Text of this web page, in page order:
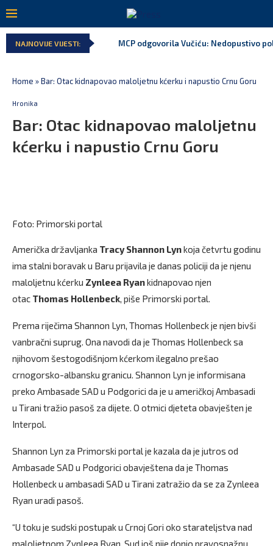
NAJNOVIJE VIJESTI: MCP odgovorila Vučiću: Nedopustivo
Home »Bar: Otac kidnapovao maloljetnu kćerku i napustio Crnu Goru
Hronika
Bar: Otac kidnapovao maloljetnu
kćerku i napustio Crnu Goru
Foto: Primorski portal
Američka državljanka Tracy Shannon Lynkoja četvrtu godinu
ima stalni boravak u Baru prijavila je danas policiji da je njenu
maloljetnu kćerku Zynleea Ryankidnapovao njen
otac Thomas Hollenbeck, piše Primorski portal.
Prema riječima Shannon Lyn, Thomas Hollenbeck je njen bivši
vanbračni suprug. Ona navodi da je Thomas Hollenbeck sa
njihovom šestogodišnjom kćerkom ilegalno prešao
crnogorsko-albansku granicu. Shannon Lyn je informisana
preko Ambasade SAD u Podgorici da je u američkoj Ambasadi
u Tirani tražio pasoš za dijete. O otmici djeteta obavješten je
Interpol.
Shannon Lyn za Primorski portal je kazala da je jutros od
Ambasade SAD u Podgorici obavještena da je Thomas
Hollenbeck u ambasadi SAD u Tirani zatražio da se za Zynleea
Ryan uradi pasoš.
“U toku je sudski postupak u Crnoj Gori oko starateljstva nad
maloljetnom Zynleea Ryan. Sud još nije donio pravosnažnu